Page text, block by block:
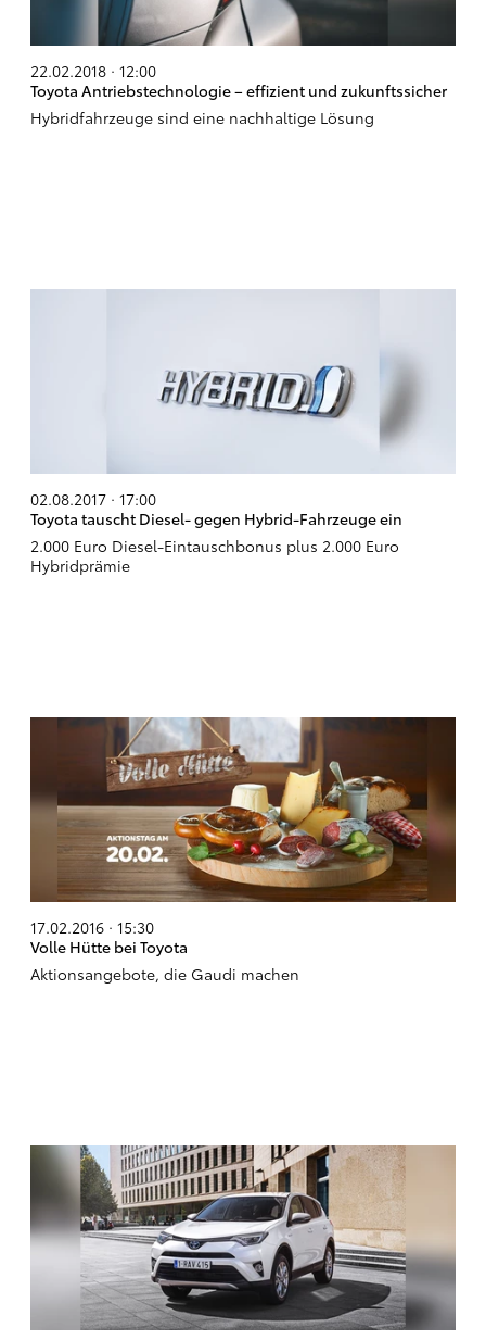
22.02.2018 · 12:00
Toyota Antriebstechnologie – effizient und zukunftssicher
Hybridfahrzeuge sind eine nachhaltige Lösung
02.08.2017 · 17:00
Toyota tauscht Diesel- gegen Hybrid-Fahrzeuge ein
2.000 Euro Diesel-Eintauschbonus plus 2.000 Euro
Hybridprämie
17.02.2016 · 15:30
Volle Hütte bei Toyota
Aktionsangebote, die Gaudi machen